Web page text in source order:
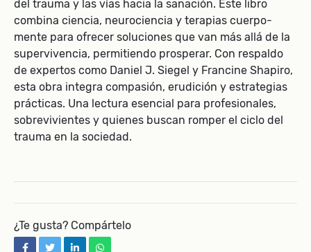
del trauma y las vías hacia la sanación. Este libro
combina ciencia, neurociencia y terapias cuerpo-
mente para ofrecer soluciones que van más allá de la
supervivencia, permitiendo prosperar. Con respaldo
de expertos como Daniel J. Siegel y Francine Shapiro,
esta obra integra compasión, erudición y estrategias
prácticas. Una lectura esencial para profesionales,
sobrevivientes y quienes buscan romper el ciclo del
trauma en la sociedad.
¿Te gusta? Compártelo
facebooktwitterlinkedinwhatsapp